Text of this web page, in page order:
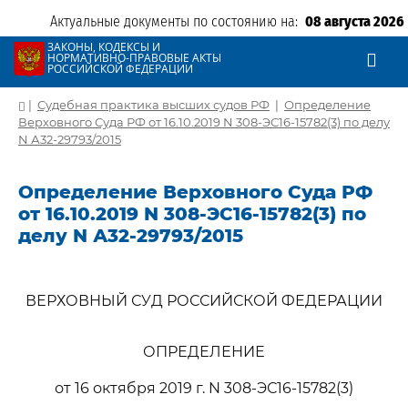
Актуальные документы по состоянию на: 08 августа 2026
ЗАКОНЫ, КОДЕКСЫ И
НОРМАТИВНО-ПРАВОВЫЕ АКТЫ
РОССИЙСКОЙ ФЕДЕРАЦИИ
| Судебная практика высших судов РФ | Определение
Верховного Суда РФ от 16.10.2019 N 308-ЭС16-15782(3) по делу
N А32-29793/2015
Определение Верховного Суда РФ
от 16.10.2019 N 308-ЭС16-15782(3) по
делу N А32-29793/2015
ВЕРХОВНЫЙ СУД РОССИЙСКОЙ ФЕДЕРАЦИИ
ОПРЕДЕЛЕНИЕ
от 16 октября 2019 г. N 308-ЭС16-15782(3)